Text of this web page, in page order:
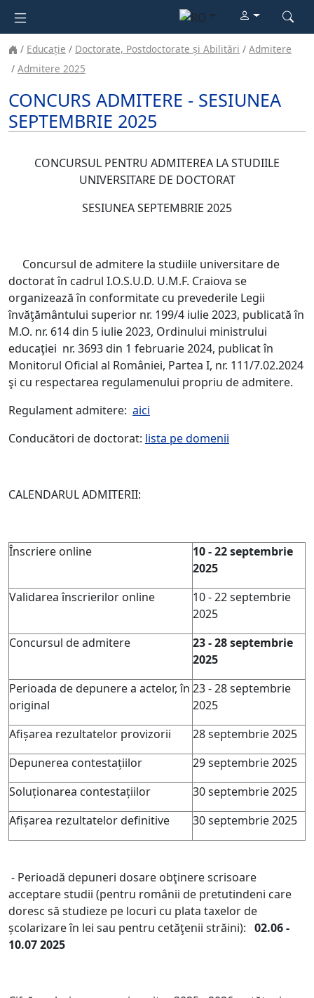
Educație Doctorate, Postdoctorate și Abilitări
Admitere
Admitere 2025
CONCURS ADMITERE - SESIUNEA
SEPTEMBRIE 2025
CONCURSUL PENTRU ADMITEREA LA STUDIILE
UNIVERSITARE DE DOCTORAT
SESIUNEA SEPTEMBRIE 2025
Concursul de admitere la studiile universitare de
doctorat în cadrul I.O.S.U.D. U.M.F. Craiova se
organizează în conformitate cu prevederile Legii
învăţământului superior nr. 199/4 iulie 2023, publicată în
M.O. nr. 614 din 5 iulie 2023, Ordinului ministrului
educaţiei nr. 3693 din 1 februarie 2024, publicat în
Monitorul Oficial al României, Partea I, nr. 111/7.02.2024
şi cu respectarea regulamenului propriu de admitere.
Regulament admitere: aici
Conducători de doctorat: lista pe domenii
CALENDARUL ADMITERII:
Înscriere online
10 - 22 septembrie
2025
Validarea înscrierilor online
10 - 22 septembrie
2025
Concursul de admitere
23 - 28 septembrie
2025
Perioada de depunere a actelor, în
original
23 - 28 septembrie
2025
Afișarea rezultatelor provizorii
28 septembrie 2025
Depunerea contestațiilor
29 septembrie 2025
Soluționarea contestațiilor
30 septembrie 2025
Afișarea rezultatelor definitive
30 septembrie 2025
- Perioadă depuneri dosare obţinere scrisoare
acceptare studii (pentru românii de pretutindeni care
doresc să studieze pe locuri cu plata taxelor de
școlarizare în lei sau pentru cetăţenii străini): 02.06 -
10.07 2025